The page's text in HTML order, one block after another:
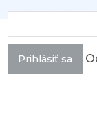
Prihlásiť sa